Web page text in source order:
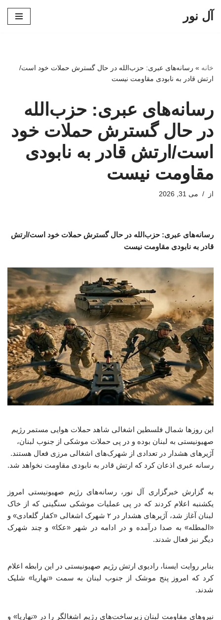
آل نور
خانه » رسانه‌های عبری: حزب‌الله در حال گسترش حملات خود است/
ارتش قادر به نابودی مقاومت نیست
رسانه‌های عبری: حزب‌الله
در حال گسترش حملات خود
است/ارتش قادر به نابودی
مقاومت نیست
از می 31, 2026
رسانه‌های عبری: حزب‌الله در حال گسترش حملات خود است/ارتش
قادر به نابودی مقاومت نیست
این روزها شمال فلسطین اشغالی شاهد حملات هوایی مستمر رژیم
صهیونیستی به لبنان بوده و در پی حملات موشکی از جنوب لبنان،
آژیرهای هشدار در تعدادی از شهرک‌های اشغالی مرزی فعال هستند.
رسانه عبری اذعان کرد که ارتش قادر به نابودی مقاومت نخواهد شد.
به گزارش خبرگزاری آل نور، رسانه‌های رژیم صهیونیستی امروز
یکشنبه اعلام کردند که در پی عملیات موشکی سنگینی که از خاک
لبنان آغاز شد، آژیرهای هشدار در ۲ شهرک اشغالی «کفار گلعادی» و
«المطله» به صدا درآمده و در ادامه در شهر «عکا» و چند شهرک
دیگر نیز فعال شدند.
بنابر روایت ایسنا، رادیوی ارتش رژیم صهیونیستی در این رابطه اعلام
کرد که امروز پنج موشک از جنوب لبنان به سمت «نهاریا» شلیک
شدند.
نیروهای مقاومت لبنان زیرساخت‌های رژیم اشغالگر را در «نهاریا» و